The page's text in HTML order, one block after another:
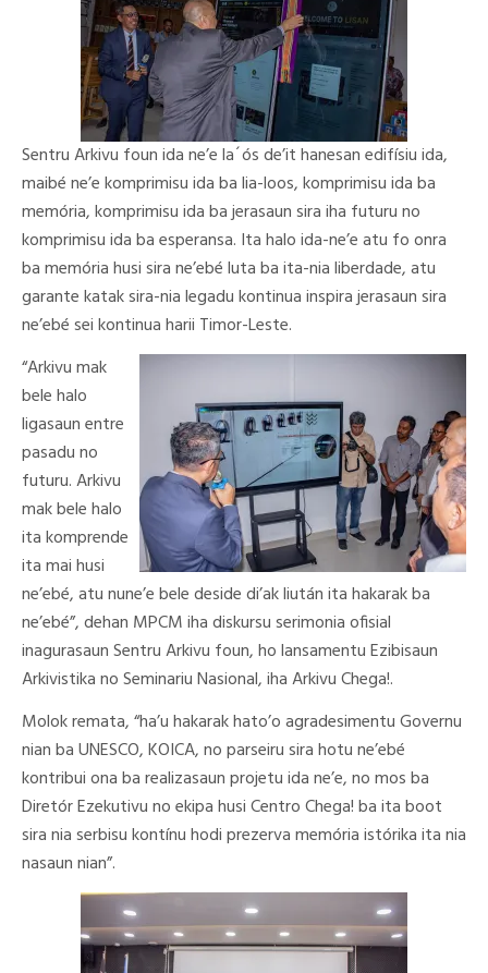
Sentru Arkivu foun ida ne’e la´ós de’it hanesan edifísiu ida,
maibé ne’e komprimisu ida ba lia-loos, komprimisu ida ba
memória, komprimisu ida ba jerasaun sira iha futuru no
komprimisu ida ba esperansa. Ita halo ida-ne’e atu fo onra
ba memória husi sira ne’ebé luta ba ita-nia liberdade, atu
garante katak sira-nia legadu kontinua inspira jerasaun sira
ne’ebé sei kontinua harii Timor-Leste.
“Arkivu mak
bele halo
ligasaun entre
pasadu no
futuru. Arkivu
mak bele halo
ita komprende
ita mai husi
ne’ebé, atu nune’e bele deside di’ak liután ita hakarak ba
ne’ebé”, dehan MPCM iha diskursu serimonia ofisial
inagurasaun Sentru Arkivu foun, ho lansamentu Ezibisaun
Arkivistika no Seminariu Nasional, iha Arkivu Chega!.
Molok remata, “ha’u hakarak hato’o agradesimentu Governu
nian ba UNESCO, KOICA, no parseiru sira hotu ne’ebé
kontribui ona ba realizasaun projetu ida ne’e, no mos ba
Diretór Ezekutivu no ekipa husi Centro Chega! ba ita boot
sira nia serbisu kontínu hodi prezerva memória istórika ita nia
nasaun nian”.